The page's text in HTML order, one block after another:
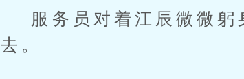
服务员对着江辰微微躬
去。